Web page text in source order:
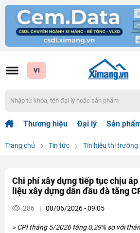
VI
Thương hiệu Đại lý Sản
Trang chủ Tin tức Tín hiệu thị trường
Chi phí xây dựng tiếp tục chịu
liệu xây dựng dẫn đầu đà tăng
286 | 08/06/2026 - 09:05
» CPI tháng 5/2026 tăng 0,29% so với